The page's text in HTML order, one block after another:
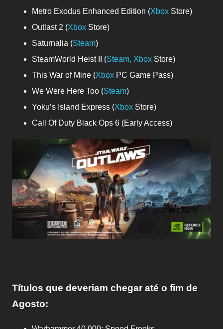
Metro Exodus Enhanced Edition (Xbox Store)
Outlast 2 (Xbox Store)
Saturnalia (Steam)
SteamWorld Heist II (Steam, Xbox Store)
This War of Mine (Xbox PC Game Pass)
We Were Here Too (Steam)
Yoku’s Island Express (Xbox Store)
Call Of Duty Black Ops 6 (Early Access)
Títulos que deveriam chegar até o fim de
Agosto: